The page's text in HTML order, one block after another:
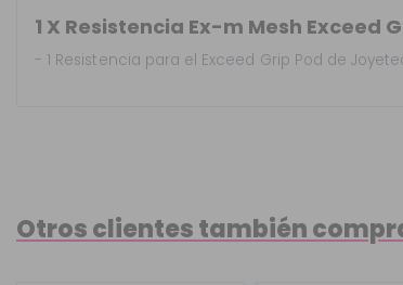
1 X Resistencia Ex-m Mesh Exceed
- 1 Resistencia para el Exceed Grip Pod de
Otros clientes también